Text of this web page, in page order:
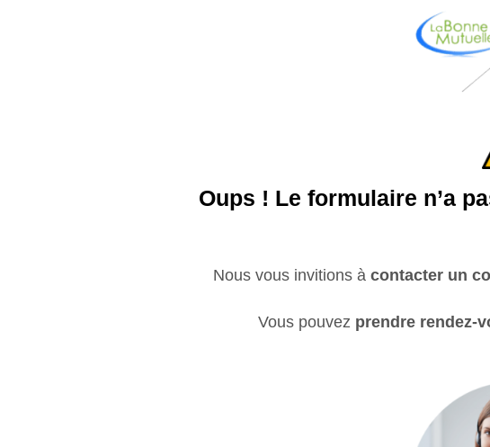
Oups ! Le formulaire n’a
Nous vous invitions à contacter un
Vous pouvez prendre rendez-